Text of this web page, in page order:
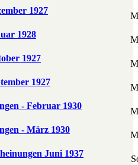
1927
1928
1927
1927
- Februar 1930
- März 1930
Juni 1937